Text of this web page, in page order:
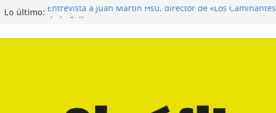
Lo último: Entrevista a Juan Martín Hsu, director de «Los Caminantes